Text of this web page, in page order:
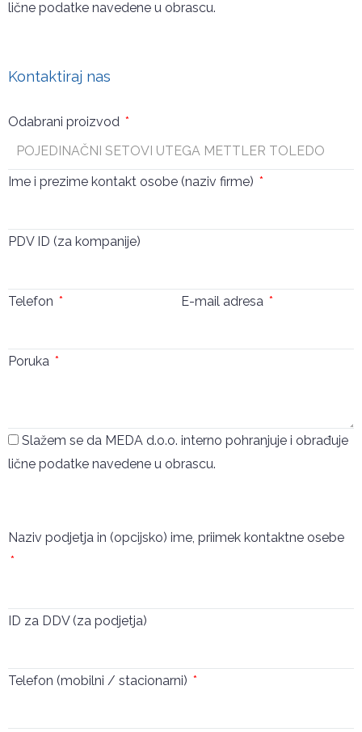
lične podatke navedene u obrascu.
Kontaktiraj nas
Odabrani proizvod
Ime i prezime kontakt osobe (naziv firme)
PDV ID (za kompanije)
Telefon E-mail adresa
Poruka
Slažem se da MEDA d.o.o. interno pohranjuje i obrađuje
lične podatke navedene u obrascu.
Naziv podjetja in (opcijsko) ime, priimek kontaktne osebe
ID za DDV (za podjetja)
Telefon (mobilni / stacionarni)